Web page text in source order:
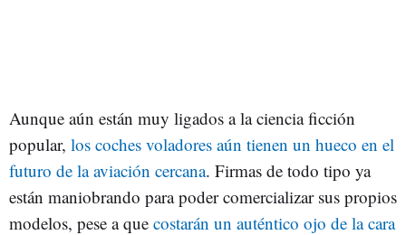
Aunque aún están muy ligados a la ciencia ficción
popular, los coches voladores aún tienen un hueco en el
futuro de la aviación cercana. Firmas de todo tipo ya
están maniobrando para poder comercializar sus propios
modelos, pese a que costarán un auténtico ojo de la cara